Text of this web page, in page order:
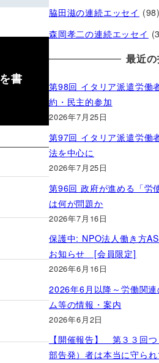
書
脇田滋の連続エッセイ (98)
森岡孝二の連続エッセイ
最近
第98回 イタリア派遣労働
約・民主的参加
2026年7月25日
第97回 イタリア派遣労働
法を中心に
2026年7月25日
第96回 政府が進める「労
は何が問題か
2026年7月16日
保護中: NPO法人働き方
お知らせ [会員限定]
2026年6月16日
2026年6月以降～労働関
ム等の情報・案内
2026年6月2日
【開催報告】 第３３回
部告発）者は本当に守ら